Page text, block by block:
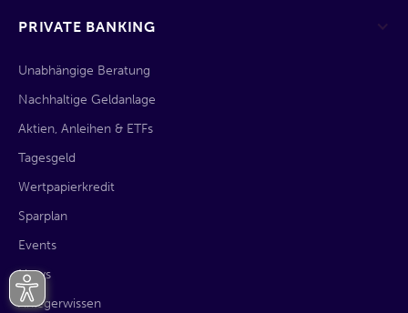
PRIVATE BANKING
Unabhängige Beratung
Nachhaltige Geldanlage
Aktien, Anleihen & ETFs
Tagesgeld
Wertpapierkredit
Sparplan
Events
News
Anlegerwissen